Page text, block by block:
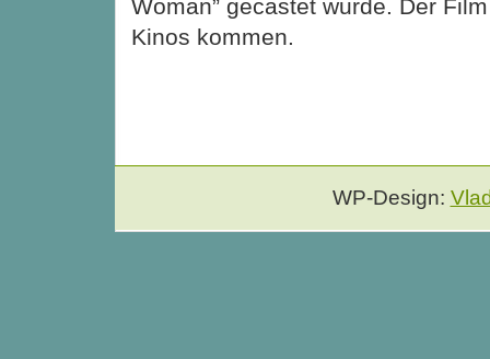
Woman” gecastet wurde. Der
Kinos kommen.
WP-Design: